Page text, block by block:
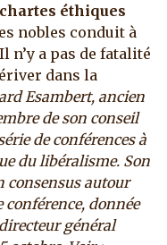
éthiques
nobles conduit à
n’y a pas de fatalité
dans la
Esambert, ancien
de son conseil
de conférences à
du libéralisme. Son
consensus autour
donnée
général